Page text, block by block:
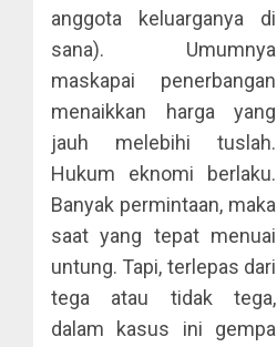
anggota keluarganya di
sana). Umumnya
maskapai penerbangan
menaikkan harga yang
jauh melebihi tuslah.
Hukum eknomi berlaku.
Banyak permintaan, maka
saat yang tepat menuai
untung. Tapi, terlepas dari
tega atau tidak tega,
dalam kasus ini gempa